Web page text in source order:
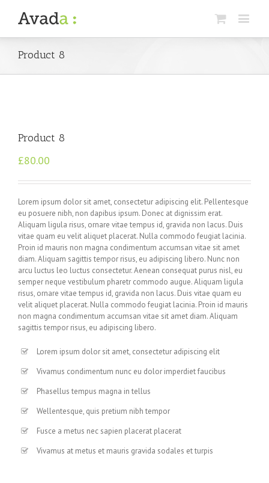
Product 8
Product 8
£80.00
Lorem ipsum dolor sit amet, consectetur adipiscing elit. Pellentesque
eu posuere nibh, non dapibus ipsum. Donec at dignissim erat.
Aliquam ligula risus, ornare vitae tempus id, gravida non lacus. Duis
vitae quam eu velit aliquet placerat. Nulla commodo feugiat lacinia.
Proin id mauris non magna condimentum accumsan vitae sit amet
diam. Aliquam sagittis tempor risus, eu adipiscing libero. Nunc non
arcu luctus leo luctus consectetur. Aenean consequat purus nisl, eu
semper neque vestibulum pharetr commodo augue. Aliquam ligula
risus, ornare vitae tempus id, gravida non lacus. Duis vitae quam eu
velit aliquet placerat. Nulla commodo feugiat lacinia. Proin id mauris
non magna condimentum accumsan vitae sit amet diam. Aliquam
sagittis tempor risus, eu adipiscing libero.
Lorem ipsum dolor sit amet, consectetur adipiscing elit
Vivamus condimentum nunc eu dolor imperdiet faucibus
Phasellus tempus magna in tellus
Wellentesque, quis pretium nibh tempor
Fusce a metus nec sapien placerat placerat
Vivamus at metus et mauris gravida sodales et turpis